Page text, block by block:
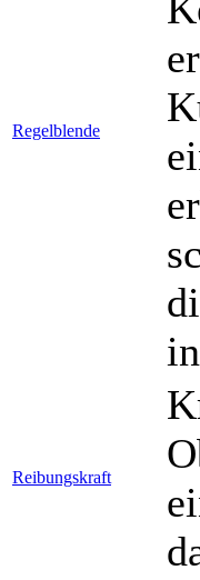
Regelblende
Reibungskraft